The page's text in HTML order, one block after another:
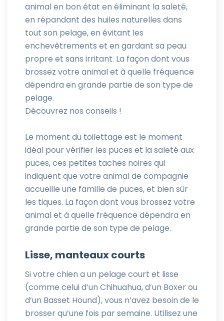
animal en bon état en éliminant la saleté,
en répandant des huiles naturelles dans
tout son pelage, en évitant les
enchevêtrements et en gardant sa peau
propre et sans irritant. La façon dont vous
brossez votre animal et à quelle fréquence
dépendra en grande partie de son type de
pelage.
Découvrez nos conseils !
Le moment du toilettage est le moment
idéal pour vérifier les puces et la saleté aux
puces, ces petites taches noires qui
indiquent que votre animal de compagnie
accueille une famille de puces, et bien sûr
les tiques. La façon dont vous brossez votre
animal et à quelle fréquence dépendra en
grande partie de son type de pelage.
Lisse, manteaux courts
Si votre chien a un pelage court et lisse
(comme celui d’un Chihuahua, d’un Boxer ou
d’un Basset Hound), vous n’avez besoin de le
brosser qu’une fois par semaine. Utilisez une